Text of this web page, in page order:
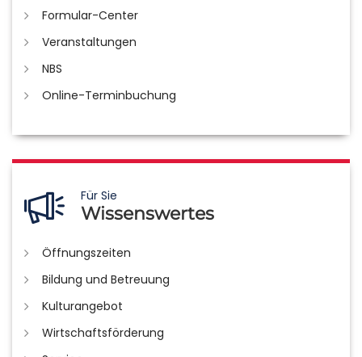
Formular-Center
Veranstaltungen
NBS
Online-Terminbuchung
Für Sie
Wissenswertes
Öffnungszeiten
Bildung und Betreuung
Kulturangebot
Wirtschaftsförderung